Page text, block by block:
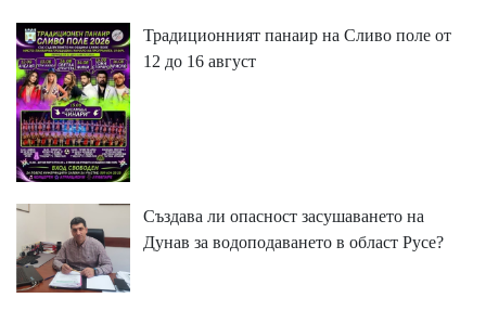
Традиционният панаир на Сливо поле от
12 до 16 август
Създава ли опасност засушаването на
Дунав за водоподаването в област Русе?